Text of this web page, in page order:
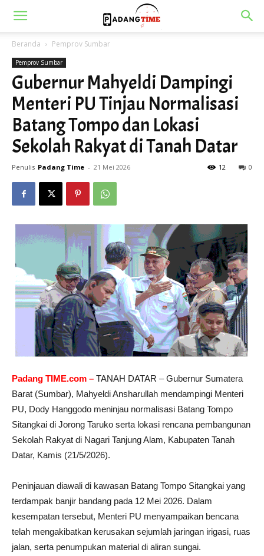
Beranda Pemprov Sumbar
Pemprov Sumbar
Gubernur Mahyeldi Dampingi
Menteri PU Tinjau Normalisasi
Batang Tompo dan Lokasi
Sekolah Rakyat di Tanah Datar
Penulis Padang Time - 21 Mei 2026 0
12
Padang TIME.com – TANAH DATAR – Gubernur Sumatera
Barat (Sumbar), Mahyeldi Ansharullah mendampingi Menteri
PU, Dody Hanggodo meninjau normalisasi Batang Tompo
Sitangkai di Jorong Taruko serta lokasi rencana pembangunan
Sekolah Rakyat di Nagari Tanjung Alam, Kabupaten Tanah
Datar, Kamis (21/5/2026).
Peninjauan diawali di kawasan Batang Tompo Sitangkai yang
terdampak banjir bandang pada 12 Mei 2026. Dalam
kesempatan tersebut, Menteri PU menyampaikan bencana
telah mengakibatkan kerusakan sejumlah jaringan irigasi, ruas
jalan, serta penumpukan material di aliran sungai.